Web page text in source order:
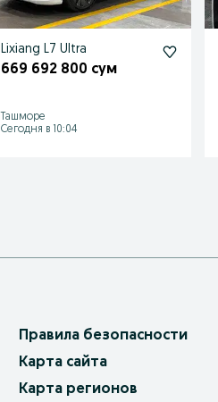
Lixiang L7 Ultra
669 692 800 сум
Ташморе
Сегодня в 10:04
Правила безопасности
Карта сайта
Карта регионов